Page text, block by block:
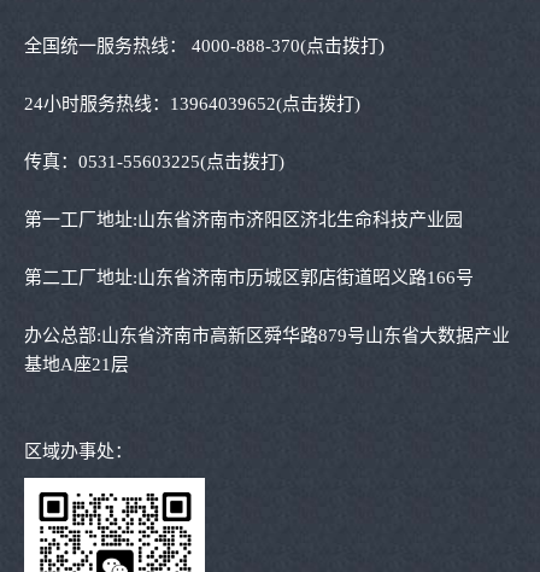
全国统一服务热线： 4000-888-370(点击拨打)
24小时服务热线： 13964039652(点击拨打)
传真： 0531-55603225(点击拨打)
第一工厂地址:山东省济南市济阳区济北生命科技产业园
第二工厂地址:山东省济南市历城区郭店街道昭义路166号
办公总部:山东省济南市高新区舜华路879号山东省大数据产业
基地A座21层
区域办事处：